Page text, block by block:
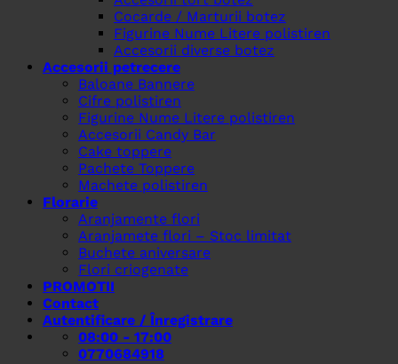
Cocarde / Marturii botez
Figurine Nume Litere polistiren
Accesorii diverse botez
Accesorii petrecere
Baloane Bannere
Cifre polistiren
Figurine Nume Litere polistiren
Accesorii Candy Bar
Cake toppere
Pachete Toppere
Machete polistiren
Florarie
Aranjamente flori
Aranjamete flori – Stoc limitat
Buchete aniversare
Flori criogenate
PROMOTII
Contact
Autentificare / Înregistrare
08:00 - 17:00
0770684918